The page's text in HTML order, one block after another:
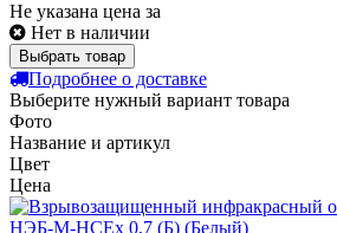
Не указана цена за
Нет в наличии
Выбрать товар
Подробнее о доставке
Выберите нужный вариант товара
Фото
Название и артикул
Цвет
Цена